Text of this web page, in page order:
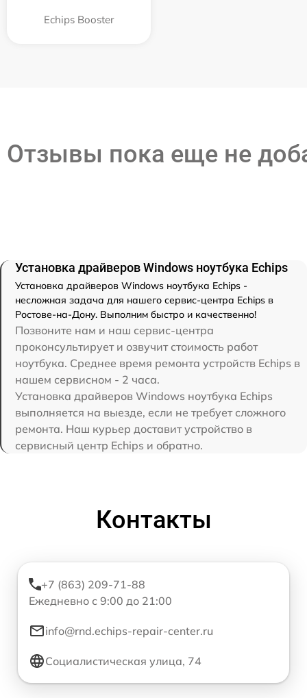
Echips Booster
Отзывы пока еще не
Установка драйверов Windows ноутбука Echips
Установка драйверов Windows ноутбука Echips -
несложная задача для нашего сервис-центра Echips в
Ростове-на-Дону. Выполним быстро и качественно!
Позвоните нам и наш сервис-центра
проконсультирует и озвучит стоимость работ
ноутбука. Среднее время ремонта устройств Echips в
нашем сервисном - 2 часа.
Установка драйверов Windows ноутбука Echips
выполняется на выезде, если не требует сложного
ремонта. Наш курьер доставит устройство в
сервисный центр Echips и обратно.
Контакты
+7 (863) 209-71-88
Ежедневно с 9:00 до 21:00
info@rnd.echips-repair-center.ru
Социалистическая улица, 74